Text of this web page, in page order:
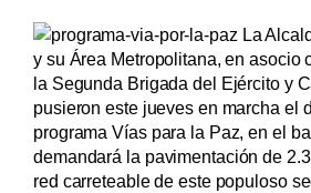
La
y su Área Metropolitana, en asocio
la Segunda Brigada del Ejército y
pusieron este jueves en marcha el
programa Vías para la Paz, en el
demandará la pavimentación de
red carreteable de este populoso